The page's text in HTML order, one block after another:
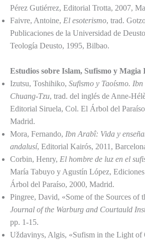
Pérez Gutiérrez, Editorial Trotta, 2007,
Faivre, Antoine, El esoterismo, trad.
Publicaciones de la Universidad de
Teología Deusto, 1995, Bilbao.
Estudios sobre Islam, Sufismo y Magia
Izutsu, Toshihiko, Sufismo y Taoísmo. Ibn
Chuang-Tzu, trad. del inglés de Anne-
Editorial Siruela, Col. El Árbol del
Madrid.
Mora, Fernando, Ibn Arabî: Vida y
andalusí, Editorial Kairós, 2011,
Corbin, Henry, El hombre de luz en el
María Tabuyo y Agustín López,
Árbol del Paraíso, 2000, Madrid.
Pingree, David, «Some of the Sources of
Journal of the Warburg and Courtauld
pp. 1-15.
Uždavinys, Algis, «Sufism in the Light of